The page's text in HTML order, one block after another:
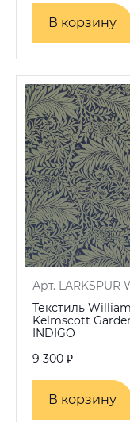
В корзину
В корзину
Арт. LARKSPUR
Текстиль
Kelmscott
INDIGO
9 300 ₽
В корзину
В корзину